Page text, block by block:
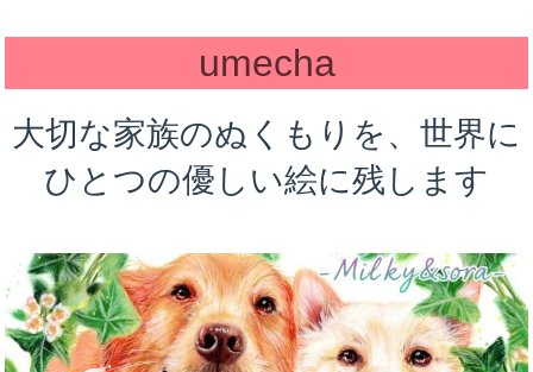
umecha
大切な家族のぬくもりを、世界に
ひとつの優しい絵に残します